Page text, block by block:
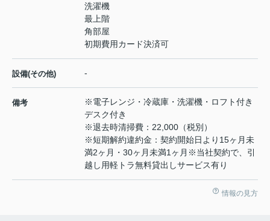
洗濯機
最上階
角部屋
初期費用カード決済可
設備(その他) -
備考
※電子レンジ・冷蔵庫・洗濯機・ロフト付き
デスク付き
※退去時清掃費：22,000（税別）
※短期解約違約金：契約開始日より15ヶ月未
満2ヶ月・30ヶ月未満1ヶ月※当社契約で、引
越し用軽トラ無料貸出しサービス有り
情報の見方